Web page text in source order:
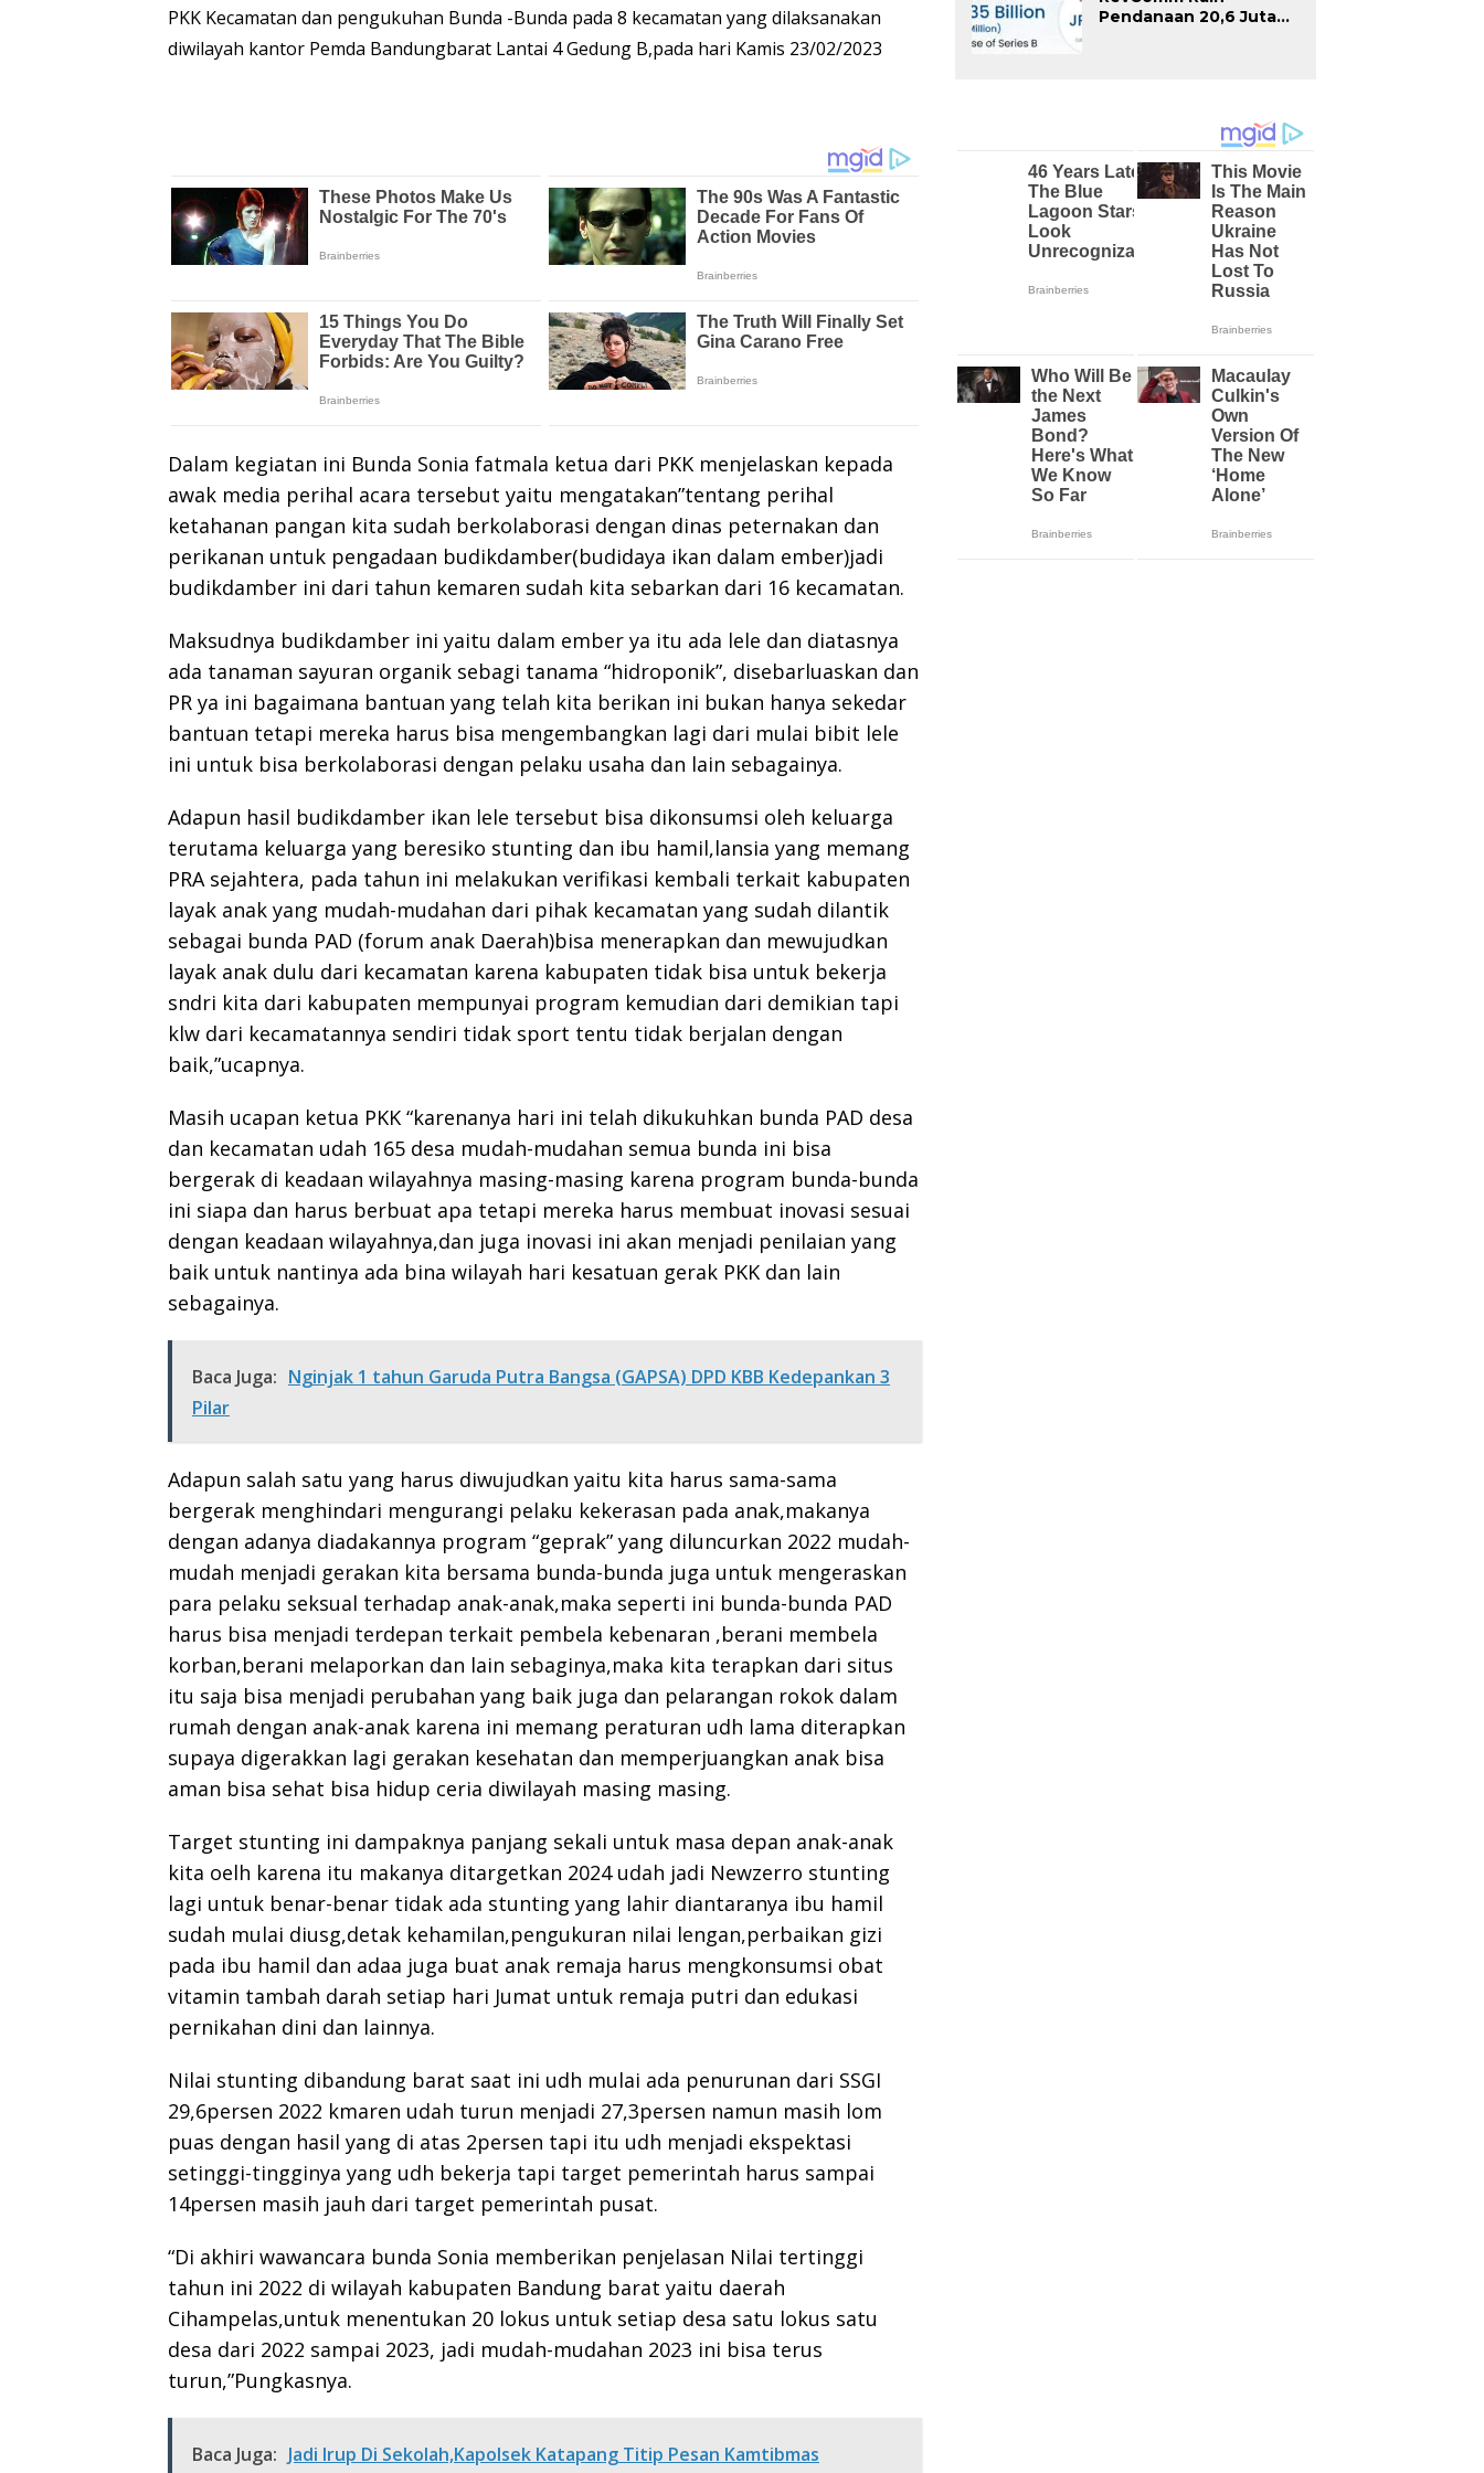
PKK Kecamatan dan pengukuhan Bunda -Bunda pada 8 kecamatan yang dilaksanakan
diwilayah kantor Pemda Bandungbarat Lantai 4 Gedung B,pada hari Kamis 23/02/2023
Dalam kegiatan ini Bunda Sonia fatmala ketua dari PKK menjelaskan kepada
awak media perihal acara tersebut yaitu mengatakan”tentang perihal
ketahanan pangan kita sudah berkolaborasi dengan dinas peternakan dan
perikanan untuk pengadaan budikdamber(budidaya ikan dalam ember)jadi
budikdamber ini dari tahun kemaren sudah kita sebarkan dari 16 kecamatan.
Maksudnya budikdamber ini yaitu dalam ember ya itu ada lele dan diatasnya
ada tanaman sayuran organik sebagi tanama “hidroponik”, disebarluaskan dan
PR ya ini bagaimana bantuan yang telah kita berikan ini bukan hanya sekedar
bantuan tetapi mereka harus bisa mengembangkan lagi dari mulai bibit lele
ini untuk bisa berkolaborasi dengan pelaku usaha dan lain sebagainya.
Adapun hasil budikdamber ikan lele tersebut bisa dikonsumsi oleh keluarga
terutama keluarga yang beresiko stunting dan ibu hamil,lansia yang memang
PRA sejahtera, pada tahun ini melakukan verifikasi kembali terkait kabupaten
layak anak yang mudah-mudahan dari pihak kecamatan yang sudah dilantik
sebagai bunda PAD (forum anak Daerah)bisa menerapkan dan mewujudkan
layak anak dulu dari kecamatan karena kabupaten tidak bisa untuk bekerja
sndri kita dari kabupaten mempunyai program kemudian dari demikian tapi
klw dari kecamatannya sendiri tidak sport tentu tidak berjalan dengan
baik,”ucapnya.
Masih ucapan ketua PKK “karenanya hari ini telah dikukuhkan bunda PAD desa
dan kecamatan udah 165 desa mudah-mudahan semua bunda ini bisa
bergerak di keadaan wilayahnya masing-masing karena program bunda-bunda
ini siapa dan harus berbuat apa tetapi mereka harus membuat inovasi sesuai
dengan keadaan wilayahnya,dan juga inovasi ini akan menjadi penilaian yang
baik untuk nantinya ada bina wilayah hari kesatuan gerak PKK dan lain
sebagainya.
Baca Juga: Nginjak 1 tahun Garuda Putra Bangsa (GAPSA) DPD KBB Kedepankan 3
Pilar
Adapun salah satu yang harus diwujudkan yaitu kita harus sama-sama
bergerak menghindari mengurangi pelaku kekerasan pada anak,makanya
dengan adanya diadakannya program “geprak” yang diluncurkan 2022 mudah-
mudah menjadi gerakan kita bersama bunda-bunda juga untuk mengeraskan
para pelaku seksual terhadap anak-anak,maka seperti ini bunda-bunda PAD
harus bisa menjadi terdepan terkait pembela kebenaran ,berani membela
korban,berani melaporkan dan lain sebaginya,maka kita terapkan dari situs
itu saja bisa menjadi perubahan yang baik juga dan pelarangan rokok dalam
rumah dengan anak-anak karena ini memang peraturan udh lama diterapkan
supaya digerakkan lagi gerakan kesehatan dan memperjuangkan anak bisa
aman bisa sehat bisa hidup ceria diwilayah masing masing.
Target stunting ini dampaknya panjang sekali untuk masa depan anak-anak
kita oelh karena itu makanya ditargetkan 2024 udah jadi Newzerro stunting
lagi untuk benar-benar tidak ada stunting yang lahir diantaranya ibu hamil
sudah mulai diusg,detak kehamilan,pengukuran nilai lengan,perbaikan gizi
pada ibu hamil dan adaa juga buat anak remaja harus mengkonsumsi obat
vitamin tambah darah setiap hari Jumat untuk remaja putri dan edukasi
pernikahan dini dan lainnya.
Nilai stunting dibandung barat saat ini udh mulai ada penurunan dari SSGI
29,6persen 2022 kmaren udah turun menjadi 27,3persen namun masih lom
puas dengan hasil yang di atas 2persen tapi itu udh menjadi ekspektasi
setinggi-tingginya yang udh bekerja tapi target pemerintah harus sampai
14persen masih jauh dari target pemerintah pusat.
“Di akhiri wawancara bunda Sonia memberikan penjelasan Nilai tertinggi
tahun ini 2022 di wilayah kabupaten Bandung barat yaitu daerah
Cihampelas,untuk menentukan 20 lokus untuk setiap desa satu lokus satu
desa dari 2022 sampai 2023, jadi mudah-mudahan 2023 ini bisa terus
turun,”Pungkasnya.
Baca Juga: Jadi Irup Di Sekolah,Kapolsek Katapang Titip Pesan Kamtibmas
Pendanaan 20,6 Juta